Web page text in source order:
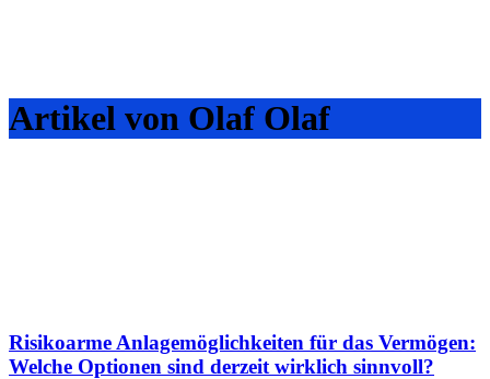
Artikel von Olaf Olaf
Risikoarme Anlagemöglichkeiten für das Vermögen:
Welche Optionen sind derzeit wirklich sinnvoll?